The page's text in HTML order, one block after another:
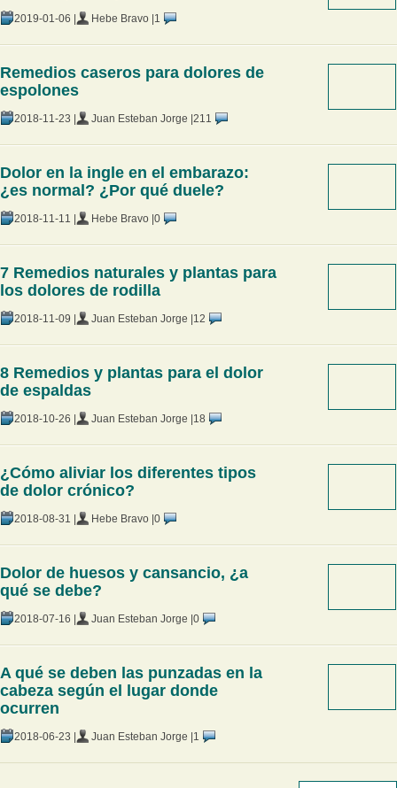
2019-01-06 | Hebe Bravo | 1
Remedios caseros para dolores de
espolones
2018-11-23 | Juan Esteban Jorge | 211
Dolor en la ingle en el embarazo:
¿es normal? ¿Por qué duele?
2018-11-11 | Hebe Bravo | 0
7 Remedios naturales y plantas para
los dolores de rodilla
2018-11-09 | Juan Esteban Jorge | 12
8 Remedios y plantas para el dolor
de espaldas
2018-10-26 | Juan Esteban Jorge | 18
¿Cómo aliviar los diferentes tipos
de dolor crónico?
2018-08-31 | Hebe Bravo | 0
Dolor de huesos y cansancio, ¿a
qué se debe?
2018-07-16 | Juan Esteban Jorge | 0
A qué se deben las punzadas en la
cabeza según el lugar donde
ocurren
2018-06-23 | Juan Esteban Jorge | 1